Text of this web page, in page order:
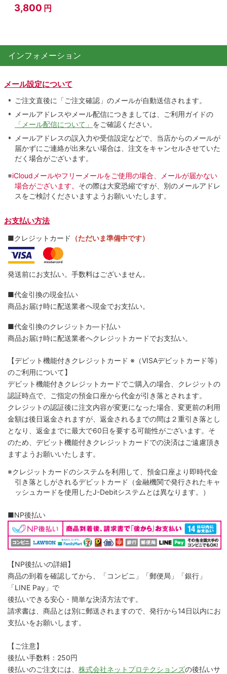
3,800 円
インフォメーション
メール設定について
ご注文直後に「ご注文確認」のメールが自動送信されます。
メールアドレスやメール配信につきましては、ご利用ガイドの
「メール配信について」 をご確認ください。
メールアドレスの誤入力や受信設定などで、当店からのメールが
届かずにご連絡が出来ない場合は、注文をキャンセルさせていた
だく場合がございます。
※iCloudメールやフリーメールをご使用の場合、メールが届かない
場合がございます。 その際は大変恐縮ですが、別のメールアドレ
スをご検討くださいますようお願いいたします。
お支払い方法
■クレジットカード （ただいま準備中です）
発送前にお支払い。手数料はございません。
■代金引換の現金払い
商品お届け時に配送業者へ現金でお支払い。
■代金引換のクレジットカ―ド払い
商品お届け時に配送業者へクレジットカードでお支払い。
【デビット機能付きクレジットカード ※（VISAデビットカード等）
のご利用について】
デビット機能付きクレジットカードでご購入の場合、クレジットの
認証時点で、ご指定の預金口座から代金が引き落とされます。
クレジットの認証後に注文内容が変更になった場合、変更前の利用
金額は後日返金されますが、返金されるまでの間は２重引き落とし
となり、返金までに最大で60日を要する可能性がございます。そ
のため、デビット機能付きクレジットカードでの決済はご遠慮頂き
ますようお願いいたします。
※クレジットカードのシステムを利用して、預金口座より即時代金
引き落としがされるデビットカード（金融機関で発行されたキャ
ッシュカードを使用したJ-Debitシステムとは異なります。）
■NP後払い
【NP後払いの詳細】
商品の到着を確認してから、「コンビニ」「郵便局」「銀行」
「LINE Pay」で
後払いできる安心・簡単な決済方法です。
請求書は、商品とは別に郵送されますので、発行から14日以内にお
支払いをお願いします。
【ご注意】
後払い手数料：250円
後払いのご注文には、 株式会社ネットプロテクションズの後払いサ